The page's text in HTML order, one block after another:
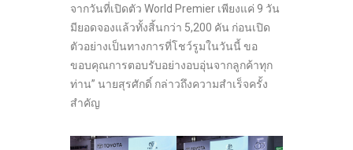
จากวันที่เปิดตัว World Premier เพียงแค่ 9 วัน
มียอดจองแล้วทั้งสิ้นกว่า 5,200 คัน ก่อนเปิด
ตัวอย่างเป็นทางการที่โชว์รูมในวันนี้ ขอ
ขอบคุณการตอบรับอย่างอบอุ่นจากลูกค้าทุก
ท่าน” นายสุรศักดิ์ กล่าวถึงความสำเร็จครั้ง
สำคัญ